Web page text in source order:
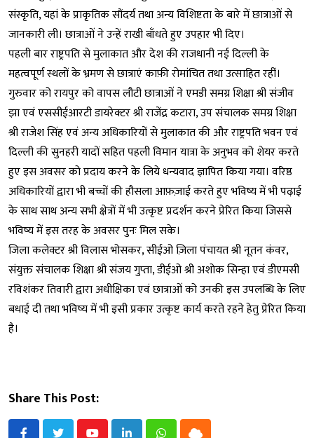
संस्कृति, यहां के प्राकृतिक सौंदर्य तथा अन्य विशिष्टता के बारे में छात्राओं से
जानकारी ली। छात्राओं ने उन्हें राखी बाँधते हुए उपहार भी दिए।
पहली बार राष्ट्रपति से मुलाकात और देश की राजधानी नई दिल्ली के
महत्वपूर्ण स्थलों के भ्रमण से छात्राएं काफ़ी रोमांचित तथा उत्साहित रहीं।
गुरुवार को रायपुर को वापस लौटी छात्राओं ने एमडी समग्र शिक्षा श्री संजीव
झा एवं एससीईआरटी डायरेक्टर श्री राजेंद्र कटारा, उप संचालक समग्र शिक्षा
श्री राजेश सिंह एवं अन्य अधिकारियों से मुलाकात की और राष्ट्रपति भवन एवं
दिल्ली की सुनहरी यादों सहित पहली विमान यात्रा के अनुभव को शेयर करते
हुए इस अवसर को प्रदाय करने के लिये धन्यवाद ज्ञापित किया गया। वरिष्ठ
अधिकारियों द्वारा भी बच्चों की हौसला आफ़ज़ाई करते हुए भविष्य में भी पढ़ाई
के साथ साथ अन्य सभी क्षेत्रों में भी उत्कृष्ट प्रदर्शन करने प्रेरित किया जिससे
भविष्य में इस तरह के अवसर पुनः मिल सके।
जिला कलेक्टर श्री विलास भोसकर, सीईओ ज़िला पंचायत श्री नूतन कंवर,
संयुक्त संचालक शिक्षा श्री संजय गुप्ता, डीईओ श्री अशोक सिन्हा एवं डीएमसी
रविशंकर तिवारी द्वारा अधीक्षिका एवं छात्राओं को उनकी इस उपलब्धि के लिए
बधाई दी तथा भविष्य में भी इसी प्रकार उत्कृष्ट कार्य करते रहने हेतु प्रेरित किया
है।
Share This Post: